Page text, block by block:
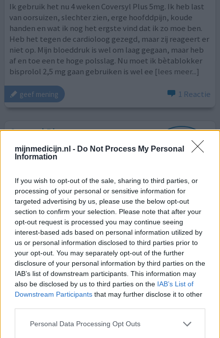
mijnmedicijn.nl - Do Not Process My Personal
Information
If you wish to opt-out of the sale, sharing to third parties, or
processing of your personal or sensitive information for
targeted advertising by us, please use the below opt-out
section to confirm your selection. Please note that after your
opt-out request is processed you may continue seeing
interest-based ads based on personal information utilized by
us or personal information disclosed to third parties prior to
your opt-out. You may separately opt-out of the further
disclosure of your personal information by third parties on the
IAB’s list of downstream participants. This information may
also be disclosed by us to third parties on the IAB’s List of
Downstream Participants that may further disclose it to other
Personal Data Processing Opt Outs
Ik gebruik het nu 4 weken Coversyl Plus 5mg. Ik heb last
van oorsuizen, slechter zien, erge hoofddpijn, koude
handen en wat ik nog het ergste vind dat ik zo moe ben.
Heb het tegen de cardioloog gezegd, maar zij reageert er
niet op. Mijn bloeddruk is wel om laag gegaan, maar heb
af en toe een te hoge polsslag. Nu moet ik bètablokker
bisprolol 2,5 mg gaan gebruiken is wel ee [lees meer...]
geef mening 1 Reactie
Coversyl Plus
11-03-2011 | Vrouw | 65
perindopril / indapamide
Effectiviteit
Hoeveelheid bijwerkingen
droge ogen
geef mening 0 reacties
Coversyl Plus
23-01-2011 | Vrouw | 52